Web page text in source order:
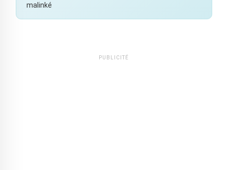
malinké
PUBLICITÉ